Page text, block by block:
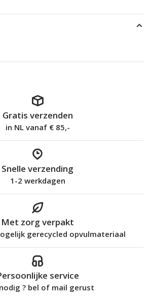
Gratis verzenden
in NL vanaf € 85,-
Snelle verzending
1-2 werkdagen
Met zorg verpakt
gerecycled opvulmateriaal
service
? bel of mail gerust